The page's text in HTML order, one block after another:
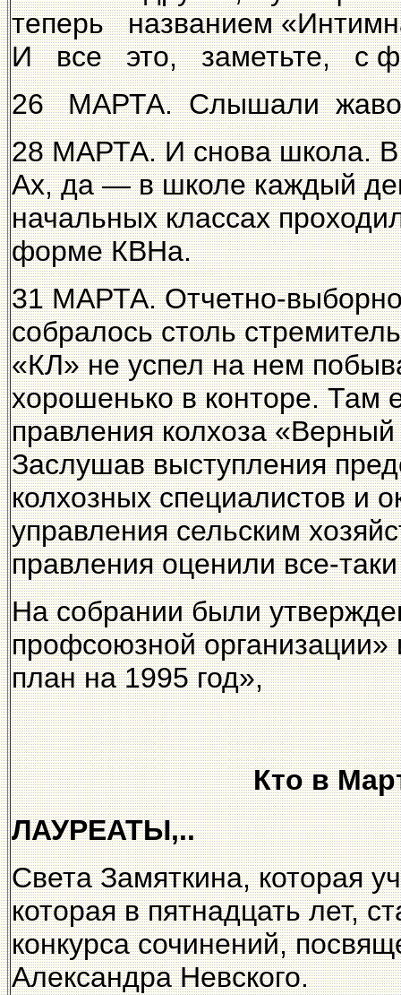
теперь названием
И все это, заметьте, с
26 МАРТА. Слышали
28 МАРТА. И снова школа. В
Ах, да — в школе каждый
начальных классах
форме КВНа.
31 МАРТА. Отчетно-
собралось столь
«КЛ» не успел на нем
хорошенько в конторе. Там
правления колхоза
Заслушав выступления
колхозных специалистов и
управления сельским
правления оценили все-
На собрании были
профсоюзной
план на 1995 год»,
Кто в
ЛАУРЕАТЫ,..
Света Замяткина, которая
которая в пятнадцать лет,
конкурса сочинений,
Александра Невского.